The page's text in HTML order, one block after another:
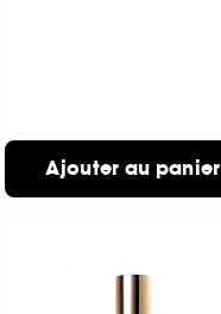
Ajouter au panier